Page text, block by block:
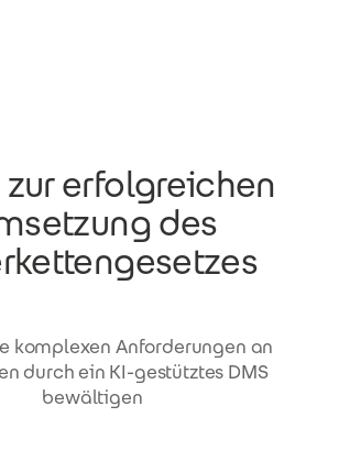
zur erfolgreichen
des
komplexen Anforderungen an
durch ein KI-gestütztes DMS
bewältigen